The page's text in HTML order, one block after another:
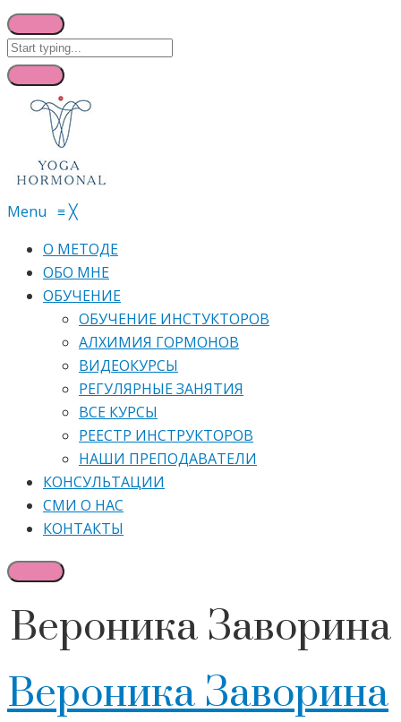
Menu ≡╳
О МЕТОДЕ
ОБО МНЕ
ОБУЧЕНИЕ
ОБУЧЕНИЕ ИНСТУКТОРОВ
АЛХИМИЯ ГОРМОНОВ
ВИДЕОКУРСЫ
РЕГУЛЯРНЫЕ ЗАНЯТИЯ
ВСЕ КУРСЫ
РЕЕСТР ИНСТРУКТОРОВ
НАШИ ПРЕПОДАВАТЕЛИ
КОНСУЛЬТАЦИИ
СМИ О НАС
КОНТАКТЫ
Вероника Заворина
Вероника Заворина